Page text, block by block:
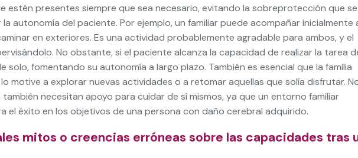
estén presentes siempre que sea necesario, evitando la sobreprotección que
autonomía del paciente. Por ejemplo, un familiar puede acompañar inicialmente
en exteriores. Es una actividad probablemente agradable para ambos, y el
No obstante, si el paciente alcanza la capacidad de realizar la tarea
solo, fomentando su autonomía a largo plazo. También es esencial que la familia
motive a explorar nuevas actividades o a retomar aquellas que solía disfrutar.
necesitan apoyo para cuidar de sí mismos, ya que un entorno familiar
el éxito en los objetivos de una persona con daño cerebral adquirido.
mitos o creencias erróneas sobre las capacidades tras